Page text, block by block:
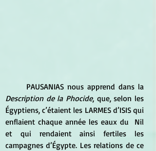
Description de la Phocide, que, selon les
Égyptiens, c’étaient les LARMES d’ISIS qui
enflaient chaque année les eaux du  Nil
et qui rendaient ainsi fertiles les
campagnes d’Égypte. Les relations de ce